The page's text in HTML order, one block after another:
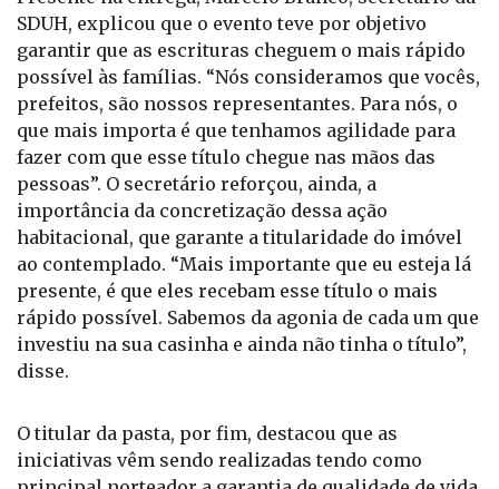
garantir que as escrituras cheguem o mais rápido
possível às famílias. “Nós consideramos que vocês,
prefeitos, são nossos representantes. Para nós, o
que mais importa é que tenhamos agilidade para
fazer com que esse título chegue nas mãos das
pessoas”. O secretário reforçou, ainda, a
importância da concretização dessa ação
habitacional, que garante a titularidade do imóvel
ao contemplado. “Mais importante que eu esteja lá
presente, é que eles recebam esse título o mais
rápido possível. Sabemos da agonia de cada um que
investiu na sua casinha e ainda não tinha o título”,
disse.
iniciativas vêm sendo realizadas tendo como
principal norteador a garantia de qualidade de vida,
segurança e dignidade dos paulistas. “Nosso